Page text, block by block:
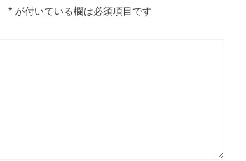
* が付いている欄は必須項目です